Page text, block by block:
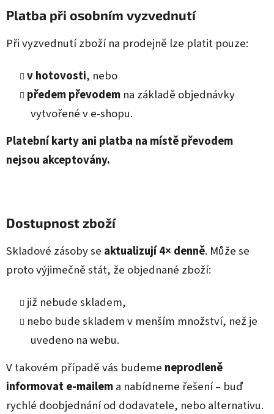
Platba při osobním vyzvednutí
Při vyzvednutí zboží na prodejně lze platit pouze:
v hotovosti, nebo
předem převodem na základě objednávky
vytvořené v e‑shopu.
Platební karty ani platba na místě převodem
nejsou akceptovány.
Dostupnost zboží
Skladové zásoby se aktualizují 4× denně. Může se
proto výjimečně stát, že objednané zboží:
již nebude skladem,
nebo bude skladem v menším množství, než je
uvedeno na webu.
V takovém případě vás budeme neprodleně
informovat e‑mailema nabídneme řešení – buď
rychlé doobjednání od dodavatele, nebo alternativu.